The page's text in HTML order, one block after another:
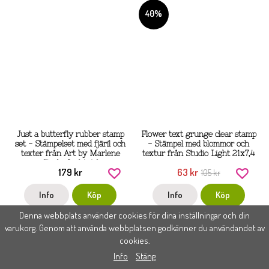
Just a butterfly rubber stamp
set - Stämpelset med fjäril och
texter från Art by Marlene
Studio Light A6
179 kr
Info Köp
40%
Flower text grunge clear stamp
- Stämpel med blommor och
textur från Studio Light 21x7,4
63 kr 105 kr
Info Köp
40% 40%
Denna webbplats använder cookies för dina inställningar och din
varukorg. Genom att använda webbplatsen godkänner du användandet av
cookies.
Info
Stäng